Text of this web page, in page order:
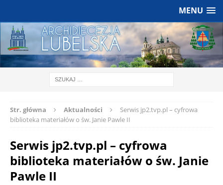
MENU
Str. główna Aktualności
Serwis jp2.tvp.pl – cyfrowa
biblioteka materiałów o św. Janie Pawle II
Serwis jp2.tvp.pl – cyfrowa
biblioteka materiałów o św. Janie
Pawle II